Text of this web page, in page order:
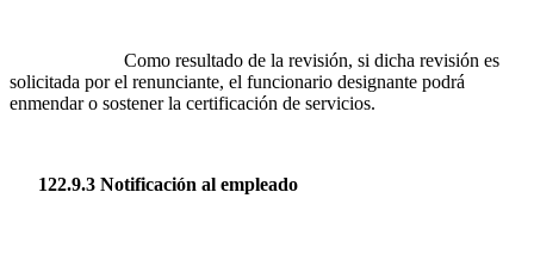
Como resultado de la revisión, si dicha revisión es
solicitada por el renunciante, el funcionario designante podrá
enmendar o sostener la certificación de servicios.
122.9.3 Notificación al empleado